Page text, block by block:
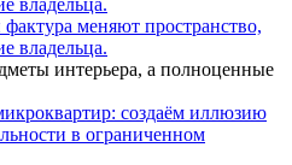
меняют пространство,
владельца.
интерьера, а полноценные